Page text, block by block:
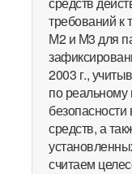
требований к
М2 и М3 для
2003 г.,
по
средств, а
считаем